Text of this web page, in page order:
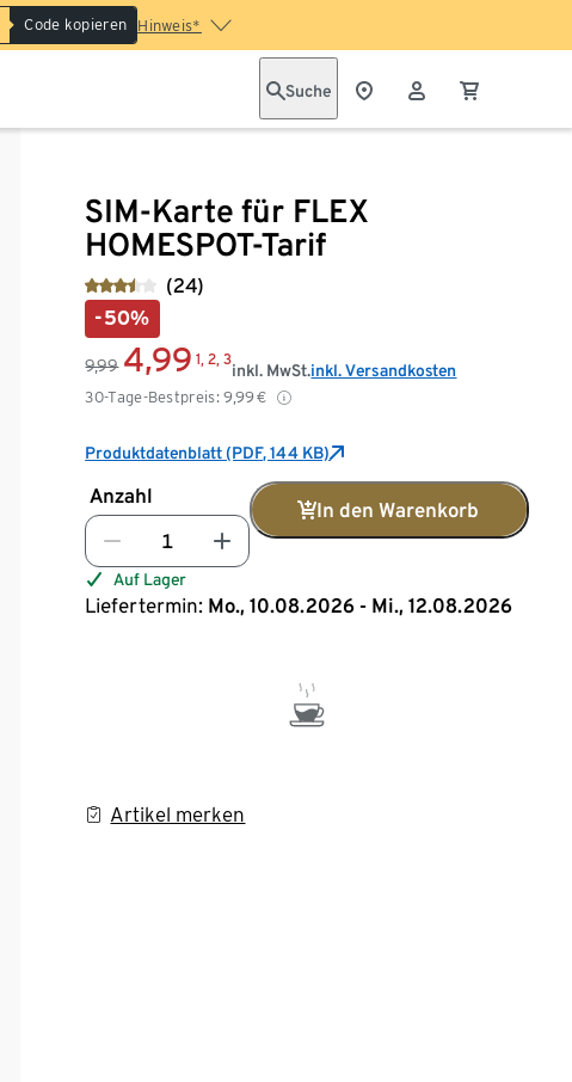
Code kopieren Hinweis*
Suche
SIM-Karte für FLEX
HOMESPOT-Tarif
(24)
-50%
9,99 4,99 1, 2, 3
30-Tage-Bestpreis: 9,99€
inkl. MwSt.inkl. Versandkosten
Produktdatenblatt (PDF, 144 KB)
Anzahl
In den Warenkorb
Auf Lager
Liefertermin: Mo., 10.08.2026 - Mi., 12.08.2026
Artikel merken